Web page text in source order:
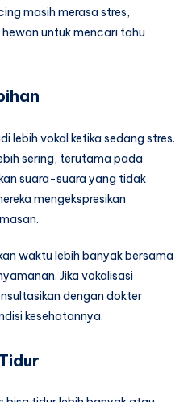
masih merasa stres,
untuk mencari tahu
lebih vokal ketika sedang stres.
sering, terutama pada
suara-suara yang tidak
mengekspresikan
waktu lebih banyak bersama
Jika vokalisasi
dengan dokter
kesehatannya.